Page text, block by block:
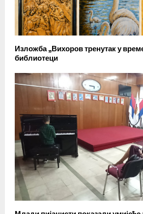
Изложба „Вихоров тренутак у
библиотеци